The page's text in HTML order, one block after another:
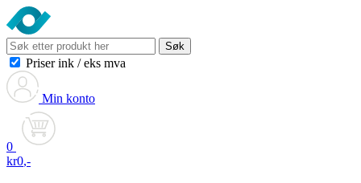
Søk
Priser ink / eks mva
Min konto
0
kr0,-